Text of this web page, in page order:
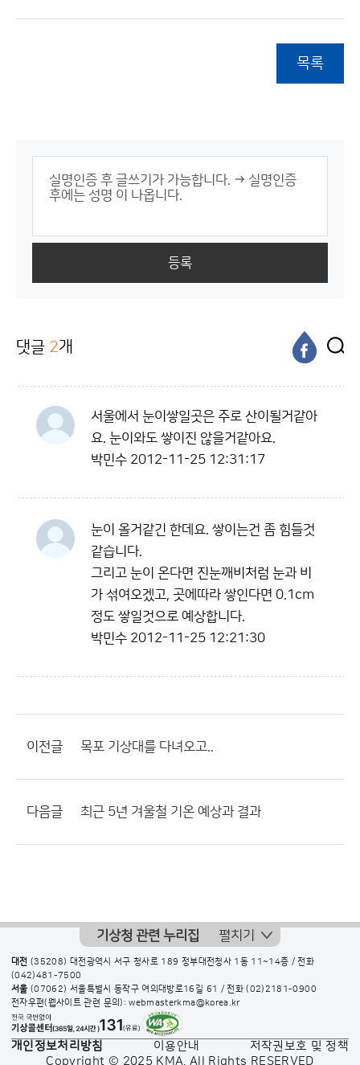
목록
등록
댓글 2개
서울에서 눈이쌓일곳은 주로 산이될거같아
요. 눈이와도 쌓이진 않을거같아요.
박민수 2012-11-25 12:31:17
눈이 올거같긴 한데요. 쌓이는건 좀 힘들것
같습니다.
그리고 눈이 온다면 진눈깨비처럼 눈과 비
가 섞여오겠고, 곳에따라 쌓인다면 0.1cm
정도 쌓일것으로 예상합니다.
박민수 2012-11-25 12:21:30
이전글 목포 기상대를 다녀오고..
다음글 최근 5년 겨울철 기온 예상과 결과
기상청 관련 누리집 펼치기
대전 (35208) 대전광역시 서구 청사로 189 정부대전청사 1동 11~14층 / 전화
(042)481-7500
서울 (07062) 서울특별시 동작구 여의대방로16길 61 / 전화(02)2181-0900
전자우편(웹사이트 관련 문의): webmasterkma@korea.kr
개인정보처리방침 이용안내
저작권보호 및 정책
Copyright © 2025 KMA. All Rights RESERVED